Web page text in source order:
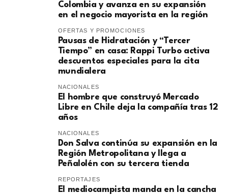
Colombia y avanza en su expansión
en el negocio mayorista en la región
OFERTAS Y PROMOCIONES
Pausas de Hidratación y “Tercer
Tiempo” en casa: Rappi Turbo activa
descuentos especiales para la cita
mundialera
NACIONALES
El hombre que construyó Mercado
Libre en Chile deja la compañía tras 12
años
NACIONALES
Don Salva continúa su expansión en la
Región Metropolitana y llega a
Peñalolén con su tercera tienda
REPORTAJES
El mediocampista manda en la cancha